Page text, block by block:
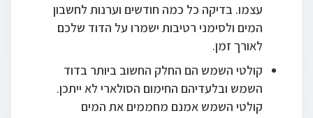
עצמו. בדיקה כל כמה חודשים וערנות לחשבון
המים ולסימני רטיבות ישמרו על הדוד שלכם
לאורך זמן.
קולטי השמש הם החלק החשוב ביותר בדוד
השמש ובלעדיהם החימום הסולארי לא ייתכן.
קולטי השמש אמנם מחממים את המים